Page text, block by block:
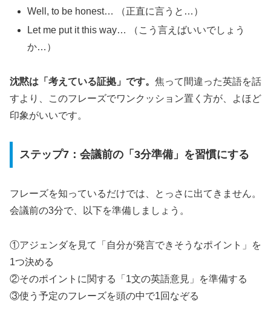
Well, to be honest… （正直に言うと…）
Let me put it this way… （こう言えばいいでしょう
か…）
沈黙は「考えている証拠」です。 焦って間違った英語を話
すより、このフレーズでワンクッション置く方が、よほど
印象がいいです。
ステップ7：会議前の「3分準備」を習慣にする
フレーズを知っているだけでは、とっさに出てきません。
会議前の3分で、以下を準備しましょう。
①アジェンダを見て「自分が発言できそうなポイント」を
1つ決める
②そのポイントに関する「1文の英語意見」を準備する
③使う予定のフレーズを頭の中で1回なぞる